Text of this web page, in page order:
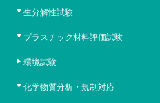
生分解性試験
プラスチック材料評価試験
環境試験
化学物質分析・規制対応